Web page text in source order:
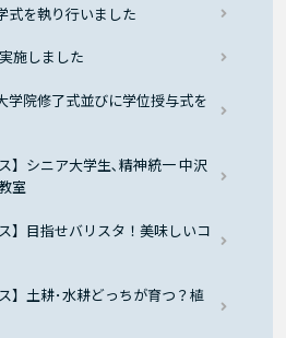
式を執り行いました
施しました
学院修了式並びに学位授与式を
】シニア大学生､精神統一 中沢
室
】目指せバリスタ！美味しいコ
】土耕･水耕どっちが育つ？植